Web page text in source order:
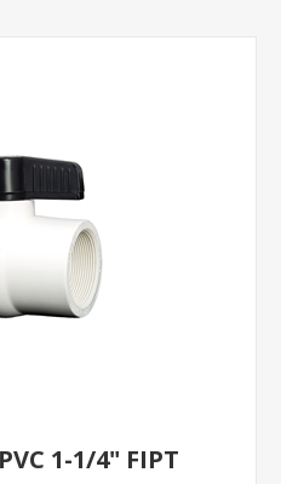
1-1/4" FIPT